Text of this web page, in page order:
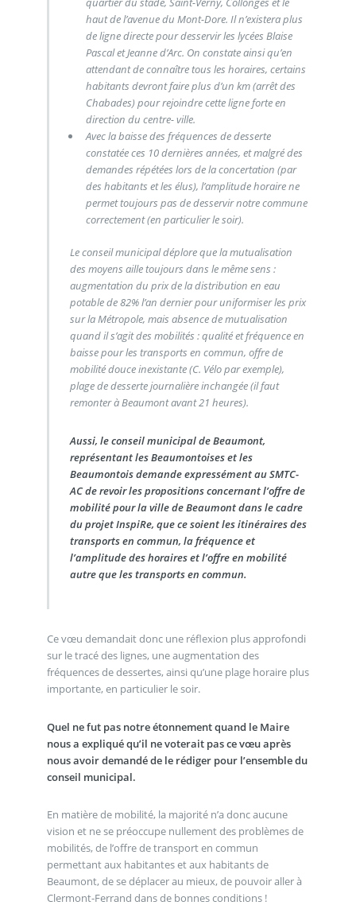
haut de l’avenue du Mont-Dore. Il n’existera plus
de ligne directe pour desservir les lycées Blaise
Pascal et Jeanne d’Arc. On constate ainsi qu’en
attendant de connaître tous les horaires, certains
habitants devront faire plus d’un km (arrêt des
Chabades) pour rejoindre cette ligne forte en
direction du centre- ville.
Avec la baisse des fréquences de desserte
constatée ces 10 dernières années, et malgré des
demandes répétées lors de la concertation (par
des habitants et les élus), l’amplitude horaire ne
permet toujours pas de desservir notre commune
correctement (en particulier le soir).
Le conseil municipal déplore que la mutualisation
des moyens aille toujours dans le même sens :
augmentation du prix de la distribution en eau
potable de 82% l’an dernier pour uniformiser les prix
sur la Métropole, mais absence de mutualisation
quand il s’agit des mobilités : qualité et fréquence en
baisse pour les transports en commun, offre de
mobilité douce inexistante (C. Vélo par exemple),
plage de desserte journalière inchangée (il faut
remonter à Beaumont avant 21 heures).
Aussi, le conseil municipal de Beaumont,
représentant les Beaumontoises et les
Beaumontois demande expressément au SMTC-
AC de revoir les propositions concernant l’offre de
mobilité pour la ville de Beaumont dans le cadre
du projet InspiRe, que ce soient les itinéraires des
transports en commun, la fréquence et
l’amplitude des horaires et l’offre en mobilité
autre que les transports en commun.
Ce vœu demandait donc une réflexion plus approfondi
sur le tracé des lignes, une augmentation des
fréquences de dessertes, ainsi qu’une plage horaire plus
importante, en particulier le soir.
Quel ne fut pas notre étonnement quand le Maire
nous a expliqué qu’il ne voterait pas ce vœu après
nous avoir demandé de le rédiger pour l’ensemble du
conseil municipal.
En matière de mobilité, la majorité n’a donc aucune
vision et ne se préoccupe nullement des problèmes de
mobilités, de l’offre de transport en commun
permettant aux habitantes et aux habitants de
Beaumont, de se déplacer au mieux, de pouvoir aller à
Clermont-Ferrand dans de bonnes conditions !